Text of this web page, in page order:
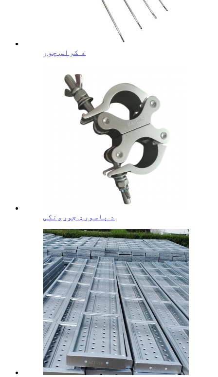
د کراس چور
د پاسورډ جوړونکی